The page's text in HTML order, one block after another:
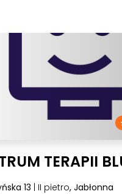
TERAPII
13 | II pietro, Jabłonna